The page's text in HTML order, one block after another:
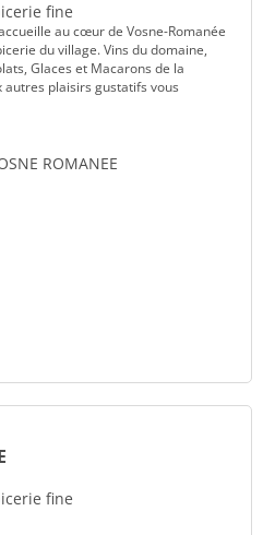
fine
au cœur de Vosne-Romanée
du village. Vins du domaine,
Glaces et Macarons de la
plaisirs gustatifs vous
ROMANEE
fine